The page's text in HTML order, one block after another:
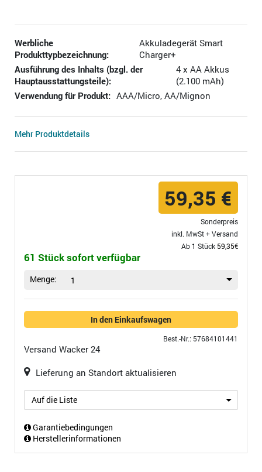
Werbliche
Produkttypbezeichnung:
Akkuladegerät Smart
Charger+
Ausführung des Inhalts (bzgl. der
Hauptausstattungsteile):
4 x AA Akkus
(2.100 mAh)
Verwendung für Produkt: AAA/Micro, AA/Mignon
Mehr Produktdetails
59,35 €
Sonderpreis
inkl. MwSt +Versand
Ab 1 Stück 59,35€
61 Stück sofort verfügbar
Menge: 1
In den Einkaufswagen
Best.-Nr.: 57684101441
Versand Wacker 24
Lieferung an Standort aktualisieren
Auf die Liste
Garantiebedingungen
Herstellerinformationen